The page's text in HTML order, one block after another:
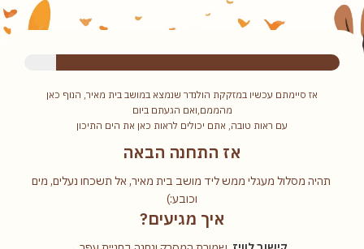
אז סיימתם עכשיו במזקקת הולנדר שנמצא במושב בית מאיר, הנוף כאן
מהממם,ואם הגעתם ביום
עם ראות טובה, אתם יכולים לראות כאן את הים התיכון
אז התחנה הבאה
תהיה מסלול מעגלי ממש ליד מושב בית מאיר, אל תשכחו נעלים, מים
וכובע:)
איך מגיעים?